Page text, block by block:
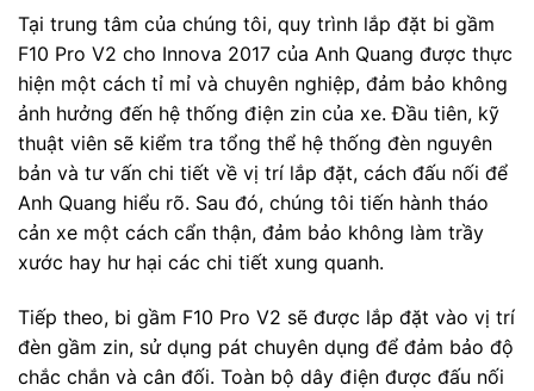
Tại trung tâm của chúng tôi, quy trình lắp đặt bi gầm
F10 Pro V2 cho Innova 2017 của Anh Quang được thực
hiện một cách tỉ mỉ và chuyên nghiệp, đảm bảo không
ảnh hưởng đến hệ thống điện zin của xe. Đầu tiên, kỹ
thuật viên sẽ kiểm tra tổng thể hệ thống đèn nguyên
bản và tư vấn chi tiết về vị trí lắp đặt, cách đấu nối để
Anh Quang hiểu rõ. Sau đó, chúng tôi tiến hành tháo
cản xe một cách cẩn thận, đảm bảo không làm trầy
xước hay hư hại các chi tiết xung quanh.
Tiếp theo, bi gầm F10 Pro V2 sẽ được lắp đặt vào vị trí
đèn gầm zin, sử dụng pát chuyên dụng để đảm bảo độ
chắc chắn và cân đối. Toàn bộ dây điện được đấu nối